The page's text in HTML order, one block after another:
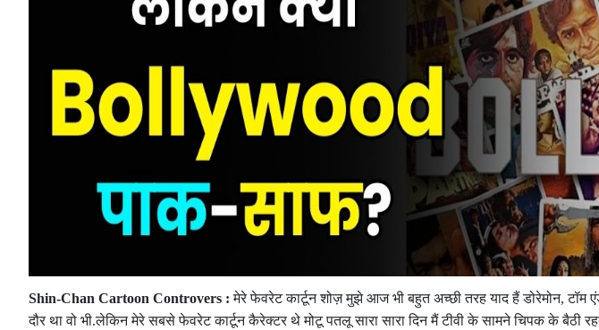
Shin-Chan Cartoon Controvers :मेरे फेवरेट कार्टून शोज़ मुझे आज भी बहुत अच्छी तरह याद हैं डोरेमोन, टॉम
दौर था वो भी.लेकिन मेरे सबसे फेवरेट कार्टून कैरेक्टर थे मोटू पतलू सारा सारा दिन मैं टीवी के सामने चिपक के बैठी